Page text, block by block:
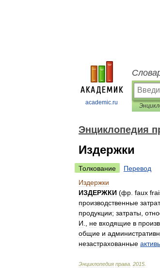
academic.ru
Энциклопедия
Издержки
Толкование
Перевод
Издержки
ИЗДЕРЖКИ (фр faux
производственные
продукции; затраты
И
не входящие в
общие и
незастрахованные
Энциклопедия права 2015